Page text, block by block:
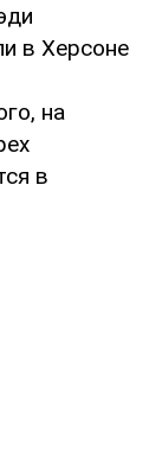
в Херсоне
на
в